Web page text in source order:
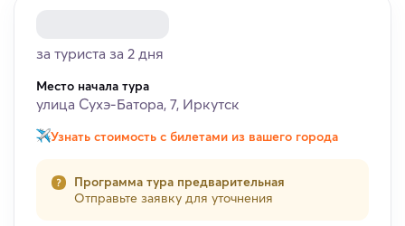
за туриста за 2 дня
Место начала тура
улица Сухэ-Батора, 7, Иркутск
Узнать стоимость с билетами из вашего города
Программа тура предварительная
Отправьте заявку для уточнения